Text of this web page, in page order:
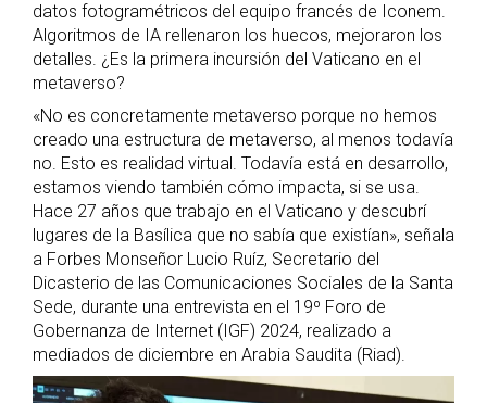
datos fotogramétricos del equipo francés de Iconem.
Algoritmos de IA rellenaron los huecos, mejoraron los
detalles. ¿Es la primera incursión del Vaticano en el
metaverso?
«No es concretamente metaverso porque no hemos
creado una estructura de metaverso, al menos todavía
no. Esto es realidad virtual. Todavía está en desarrollo,
estamos viendo también cómo impacta, si se usa.
Hace 27 años que trabajo en el Vaticano y descubrí
lugares de la Basílica que no sabía que existían», señala
a Forbes Monseñor Lucio Ruíz, Secretario del
Dicasterio de las Comunicaciones Sociales de la Santa
Sede, durante una entrevista en el 19º Foro de
Gobernanza de Internet (IGF) 2024, realizado a
mediados de diciembre en Arabia Saudita (Riad).